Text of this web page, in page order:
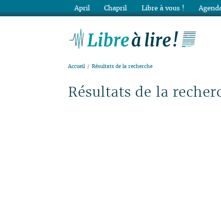
Accueil Résultats de la recherche
Résultats de la
April Chapril Libre à vous !